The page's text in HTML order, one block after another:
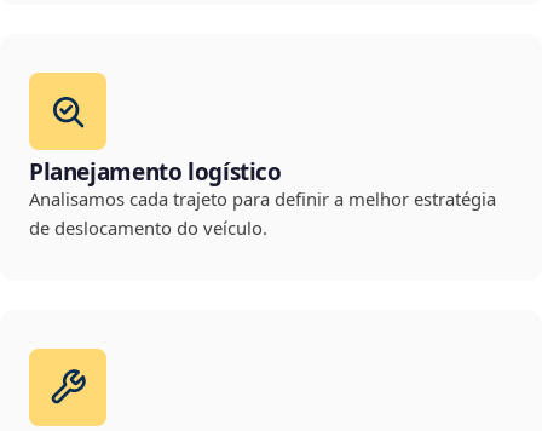
Planejamento logístico
Analisamos cada trajeto para definir a melhor estratégia
de deslocamento do veículo.